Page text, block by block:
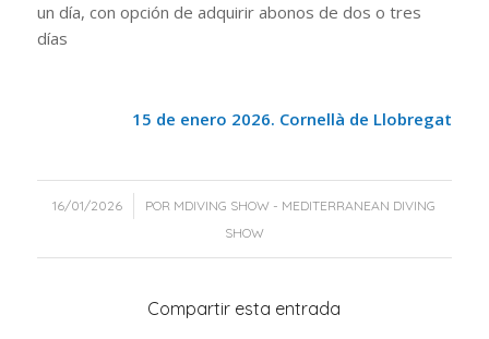
un día, con opción de adquirir abonos de dos o tres
días
15 de enero 2026. Cornellà de Llobregat
16/01/2026
/ POR MDIVING SHOW - MEDITERRANEAN DIVING
SHOW
Compartir esta entrada